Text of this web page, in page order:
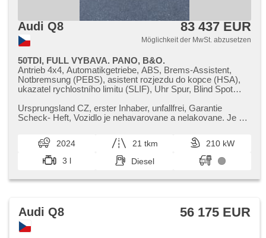
Ausziehbare Kopflehnen
Audi Q8 83 437 EUR
Möglichkeit der MwSt. abzusetzen
50TDI, FULL VYBAVA. PANO, B&O.
Antrieb 4x4, Automatikgetriebe, ABS, Brems-Assistent,
Notbremsung (PEBS), asistent rozjezdu do kopce (HSA),
ukazatel rychlostního limitu (SLIF), Uhr Spur, Blind Spot
pruhu, asistent jízdy v jízdním pruhu, Überwachung der
Ermüdung des Fahrers, Fahrgestell Niveauregulierung,
Standheizung mit Zeitvorwärmer, Adaptive
Geschwindigkeitsregelung, LED matrixové světlomety,
volba jízdního režimu, head-up display, parkovací senzory
přední, parkovací senzory zadní, 360° monitorovací systém
bezklíčové startování, bezklíčové odemykání, Lenkrad
nabíječka mobilních telefonů, Bluetooth, El.
Wagentürschlüssung, El. Seitenscheiben, Panoramadach,
El. Klappspiegel, El. Spiegel, starten per Taste, Nachtsehen,
Ursprungsland CZ,​ erster Inhaber,​ unfallfrei,​ Garantie
Scheck​- Heft,​ Vozidlo je nehavarovane a nelakovane. Je v
2024 21 tkm
210 kW
3 l
Diesel
Audi Q8 56 175 EUR